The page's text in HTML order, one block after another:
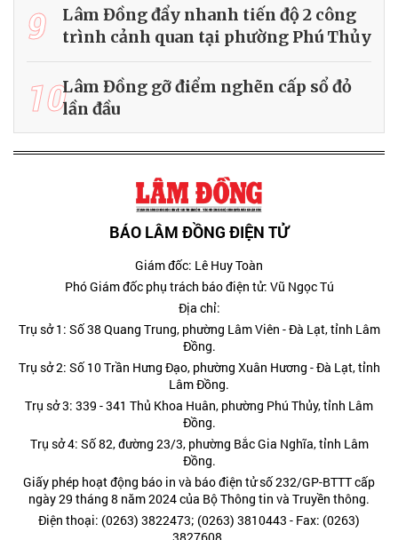
9
Lâm Đồng đẩy nhanh tiến độ 2 công
trình cảnh quan tại phường Phú Thủy
10Lâm Đồng gỡ điểm nghẽn cấp sổ đỏ
lần đầu
BÁO LÂM ĐỒNG ĐIỆN TỬ
Giám đốc: Lê Huy Toàn
Phó Giám đốc phụ trách báo điện tử: Vũ Ngọc Tú
Địa chỉ:
Trụ sở 1: Số 38 Quang Trung, phường Lâm Viên - Đà Lạt, tỉnh Lâm
Đồng.
Trụ sở 2: Số 10 Trần Hưng Đạo, phường Xuân Hương - Đà Lạt, tỉnh
Lâm Đồng.
Trụ sở 3: 339 - 341 Thủ Khoa Huân, phường Phú Thủy, tỉnh Lâm
Đồng.
Trụ sở 4: Số 82, đường 23/3, phường Bắc Gia Nghĩa, tỉnh Lâm
Đồng.
Giấy phép hoạt động báo in và báo điện tử số 232/GP-BTTT cấp
ngày 29 tháng 8 năm 2024 của Bộ Thông tin và Truyền thông.
Điện thoại: (0263) 3822473; (0263) 3810443 - Fax: (0263)